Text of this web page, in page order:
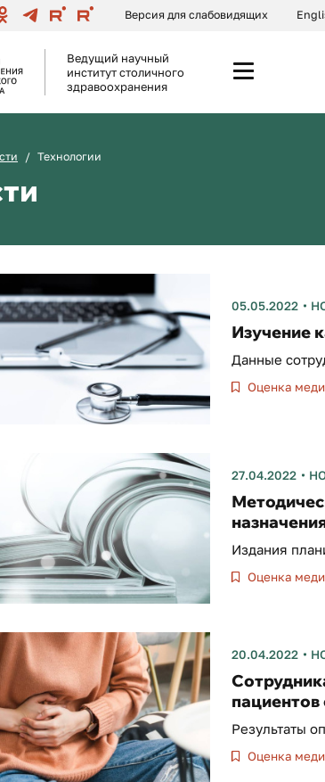
Версия для слабовидящих
Ведущий научный
институт столичного
здравоохранения
Технологии
05.05.2022
Изучение
Данные
Оценка
27.04.2022
Издания
Оценка
20.04.2022
Результаты
Оценка